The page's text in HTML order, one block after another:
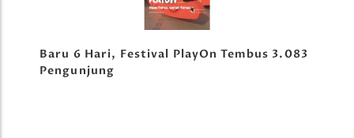
Baru 6 Hari, Festival PlayOn Tembus 3.083
Pengunjung